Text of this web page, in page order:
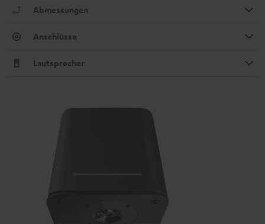
Abmessungen
Anschlüsse
Lautsprecher